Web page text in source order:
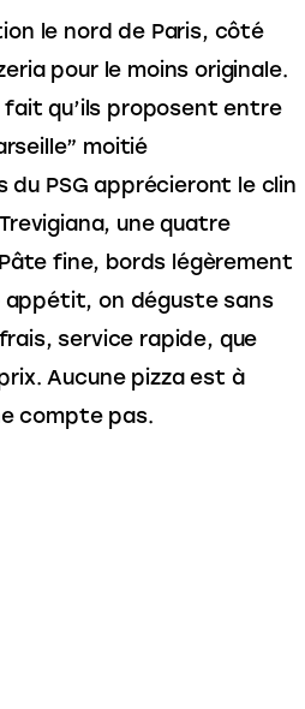
le nord de Paris, côté
pour le moins originale.
qu’ils proposent entre
moitié
PSG apprécieront le clin
une quatre
fine, bords légèrement
appétit, on déguste sans
service rapide, que
Aucune pizza est à
compte pas.